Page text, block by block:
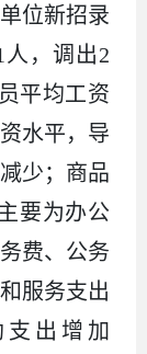
位新招录
，调出2
平均工资
水平，导
少；商品
要为办公
费、公务
服务支出
出增加